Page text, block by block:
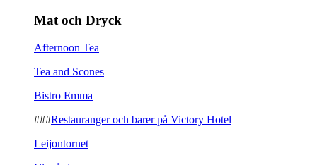
Mat och Dryck
Afternoon Tea
Tea and Scones
Bistro Emma
###Restauranger och barer på Victory Hotel
Leijontornet